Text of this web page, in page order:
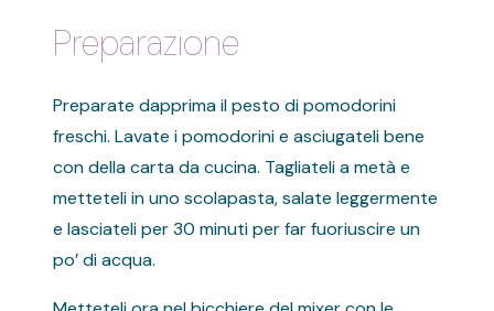
Preparazione
Preparate dapprima il pesto di pomodorini
freschi. Lavate i pomodorini e asciugateli bene
con della carta da cucina. Tagliateli a metà e
metteteli in uno scolapasta, salate leggermente
e lasciateli per 30 minuti per far fuoriuscire un
po’ di acqua.